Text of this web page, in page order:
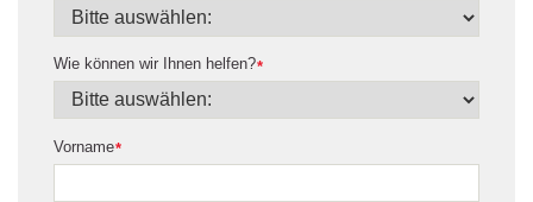
*
Wie können wir Ihnen helfen?
*
Vorname